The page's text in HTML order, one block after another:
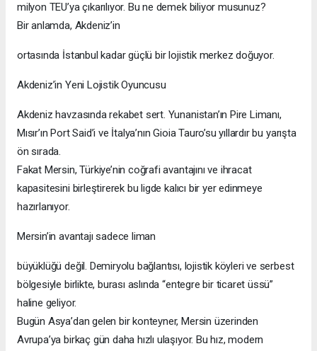
milyon TEU’ya çıkarılıyor. Bu ne demek biliyor musunuz?
Bir anlamda, Akdeniz’in
ortasında İstanbul kadar güçlü bir lojistik merkez doğuyor.
Akdeniz’in Yeni Lojistik Oyuncusu
Akdeniz havzasında rekabet sert. Yunanistan’ın Pire Limanı,
Mısır’ın Port Said’i ve İtalya’nın Gioia Tauro’su yıllardır bu yarışta
ön sırada.
Fakat Mersin, Türkiye’nin coğrafi avantajını ve ihracat
kapasitesini birleştirerek bu ligde kalıcı bir yer edinmeye
hazırlanıyor.
Mersin’in avantajı sadece liman
büyüklüğü değil. Demiryolu bağlantısı, lojistik köyleri ve serbest
bölgesiyle birlikte, burası aslında “entegre bir ticaret üssü”
haline geliyor.
Bugün Asya’dan gelen bir konteyner, Mersin üzerinden
Avrupa’ya birkaç gün daha hızlı ulaşıyor. Bu hız, modern